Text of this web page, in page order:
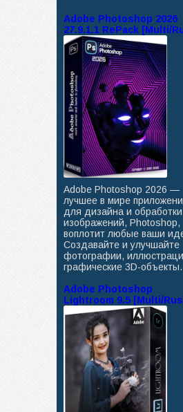
Adobe Photoshop 2026
27.9.1.1 RePack [Multi/
Adobe Photoshop 2026 —
лучшее в мире
для дизайна и обработки
изображений, Photoshop,
воплотит любые ваши
Создавайте и улучшайте
фотографии,
графические 3D-
Adobe Photoshop
Lightroom 9.5 [Multi/